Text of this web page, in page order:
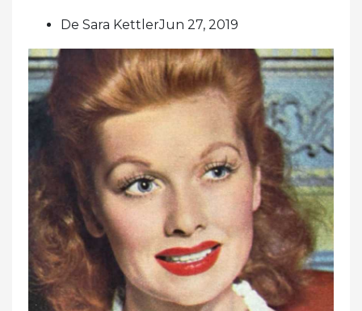
De Sara KettlerJun 27, 2019